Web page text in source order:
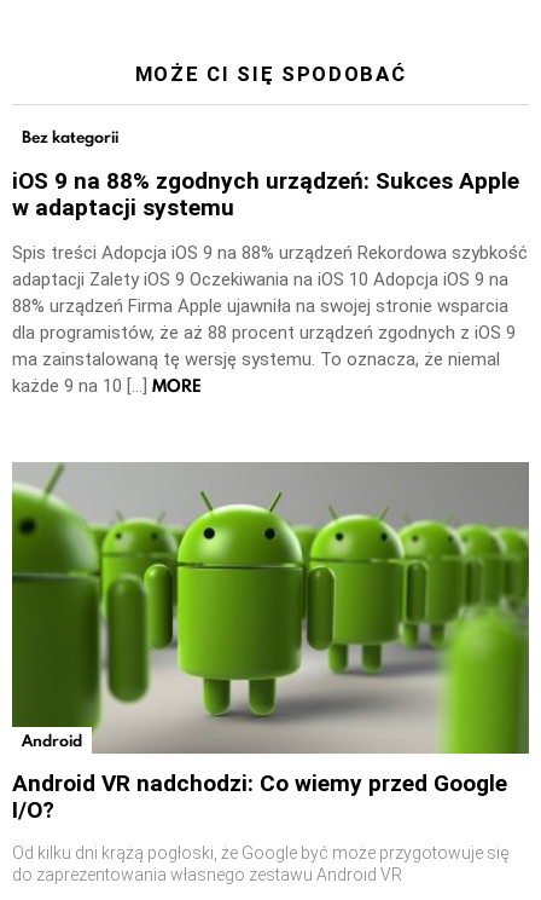
MOŻE CI SIĘ SPODOBAĆ
Bez kategorii
iOS 9 na 88% zgodnych urządzeń: Sukces Apple
w adaptacji systemu
Spis treści Adopcja iOS 9 na 88% urządzeń Rekordowa szybkość
adaptacji Zalety iOS 9 Oczekiwania na iOS 10 Adopcja iOS 9 na
88% urządzeń Firma Apple ujawniła na swojej stronie wsparcia
dla programistów, że aż 88 procent urządzeń zgodnych z iOS 9
ma zainstalowaną tę wersję systemu. To oznacza, że niemal
każde 9 na 10 […] MORE
Android
Android VR nadchodzi: Co wiemy przed Google
I/O?
Od kilku dni krążą pogłoski, że Google być może przygotowuje się
do zaprezentowania własnego zestawu Android VR